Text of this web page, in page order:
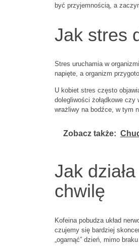
być przyjemnością, a
Jak stres
Stres uruchamia w
napięte, a organizm
U kobiet stres często
dolegliwości żołądkowe
wrażliwy na bodźce, w tym
Zobacz także:
Jak
chwilę
Kofeina pobudza układ
czujemy się bardziej
„ogarnąć” dzień, mimo